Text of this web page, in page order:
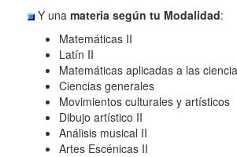
Y una materia según tu Modalidad:
Matemáticas II
Latín II
Matemáticas aplicadas a las
Ciencias generales
Movimientos culturales y artísticos
Dibujo artístico II
Análisis musical II
Artes Escénicas II